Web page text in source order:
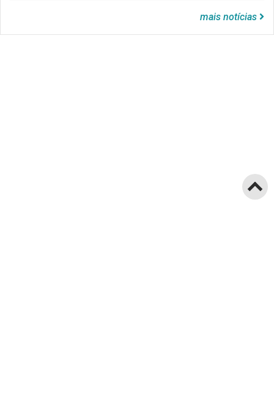
mais notícias